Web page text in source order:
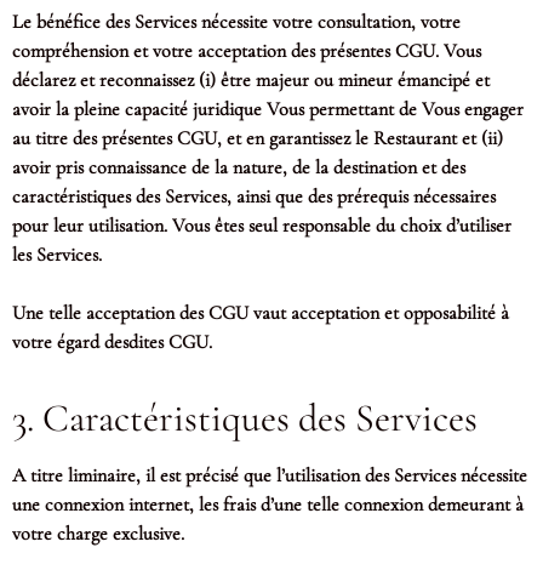
Le bénéfice des Services nécessite votre consultation, votre
compréhension et votre acceptation des présentes CGU. Vous
déclarez et reconnaissez (i) être majeur ou mineur émancipé et
avoir la pleine capacité juridique Vous permettant de Vous engager
au titre des présentes CGU, et en garantissez le Restaurant et (ii)
avoir pris connaissance de la nature, de la destination et des
caractéristiques des Services, ainsi que des prérequis nécessaires
pour leur utilisation. Vous êtes seul responsable du choix d’utiliser
les Services.
Une telle acceptation des CGU vaut acceptation et opposabilité à
votre égard desdites CGU.
3. Caractéristiques des Services
A titre liminaire, il est précisé que l’utilisation des Services nécessite
une connexion internet, les frais d’une telle connexion demeurant à
votre charge exclusive.